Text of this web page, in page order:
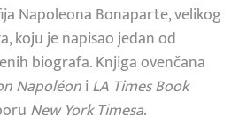
Napoleona Bonaparte, velikog
koju je napisao jedan od
biografa. Knjiga ovenčana
Napoléoni LA Times Book
New York Timesa.